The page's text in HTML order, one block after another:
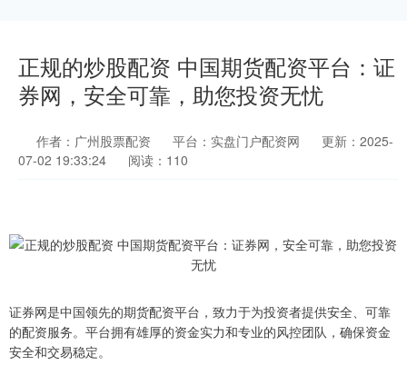
正规的炒股配资 中国期货配资平台：证
券网，安全可靠，助您投资无忧
作者：广州股票配资 平台：实盘门户配资网
更新：2025-
07-02 19:33:24
阅读：110
证券网是中国领先的期货配资平台，致力于为投资者提供安全、可靠
的配资服务。平台拥有雄厚的资金实力和专业的风控团队，确保资金
安全和交易稳定。